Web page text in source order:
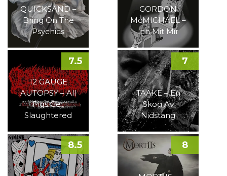
QUICKSAND –
Bring On The
Psychics
GORDON
McMICHAEL –
Ich Mit Mir
12 GAUGE
AUTOPSY – All
Pigs Get
Slaughtered
7.5
TAAKE – En
Skog Av
Nidstang
7
8.5 8